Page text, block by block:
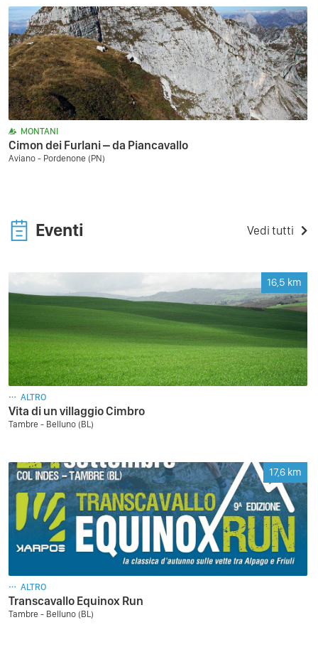
MONTANI
Cimon dei Furlani – da Piancavallo
Aviano - Pordenone (PN)
Eventi Vedi tutti
16,5 km
ALTRO
Vita di un villaggio Cimbro
Tambre - Belluno (BL)
17,6 km
ALTRO
Transcavallo Equinox Run
Tambre - Belluno (BL)